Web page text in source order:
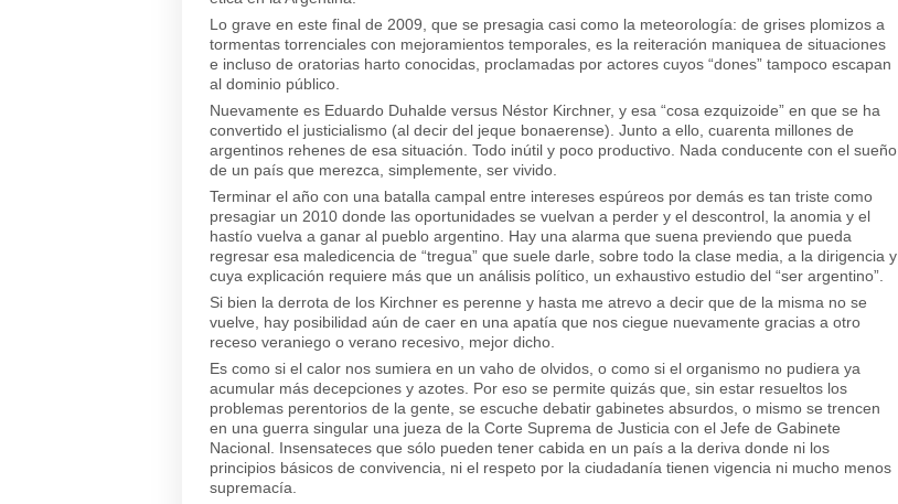
Lo grave en este final de 2009, que se presagia casi como la meteorología: de grises plomizos a
tormentas torrenciales con mejoramientos temporales, es la reiteración maniquea de situaciones
e incluso de oratorias harto conocidas, proclamadas por actores cuyos “dones” tampoco escapan
al dominio público.
Nuevamente es Eduardo Duhalde versus Néstor Kirchner, y esa “cosa ezquizoide” en que se ha
convertido el justicialismo (al decir del jeque bonaerense). Junto a ello, cuarenta millones de
argentinos rehenes de esa situación. Todo inútil y poco productivo. Nada conducente con el sueño
de un país que merezca, simplemente, ser vivido.
Terminar el año con una batalla campal entre intereses espúreos por demás es tan triste como
presagiar un 2010 donde las oportunidades se vuelvan a perder y el descontrol, la anomia y el
hastío vuelva a ganar al pueblo argentino. Hay una alarma que suena previendo que pueda
regresar esa maledicencia de “tregua” que suele darle, sobre todo la clase media, a la dirigencia y
cuya explicación requiere más que un análisis político, un exhaustivo estudio del “ser argentino”.
Si bien la derrota de los Kirchner es perenne y hasta me atrevo a decir que de la misma no se
vuelve, hay posibilidad aún de caer en una apatía que nos ciegue nuevamente gracias a otro
receso veraniego o verano recesivo, mejor dicho.
Es como si el calor nos sumiera en un vaho de olvidos, o como si el organismo no pudiera ya
acumular más decepciones y azotes. Por eso se permite quizás que, sin estar resueltos los
problemas perentorios de la gente, se escuche debatir gabinetes absurdos, o mismo se trencen
en una guerra singular una jueza de la Corte Suprema de Justicia con el Jefe de Gabinete
Nacional. Insensateces que sólo pueden tener cabida en un país a la deriva donde ni los
principios básicos de convivencia, ni el respeto por la ciudadanía tienen vigencia ni mucho menos
supremacía.